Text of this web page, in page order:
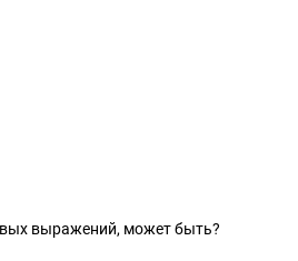
выражений, может быть?⠀